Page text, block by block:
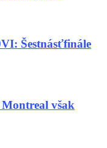
Šestnásťfinále
však